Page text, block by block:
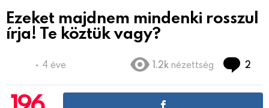
Ezeket majdnem mindenki rosszul
írja! Te köztük vagy?
4 éve 1.2k nézettség 2